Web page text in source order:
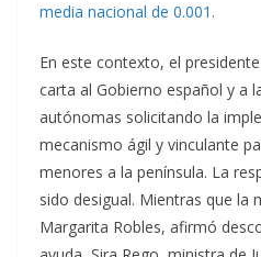
media nacional de 0.001.
En este contexto, el
carta al Gobierno español y a
autónomas solicitando la
mecanismo ágil y vinculante
menores a la península. La
sido desigual. Mientras que la
Margarita Robles, afirmó